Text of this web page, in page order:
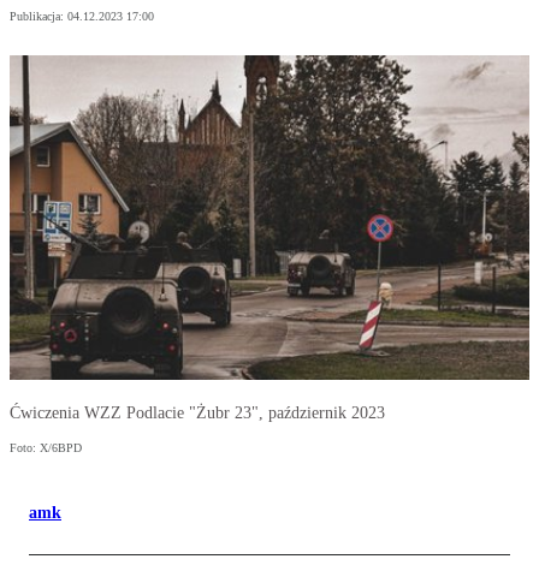
Publikacja: 04.12.2023 17:00
Ćwiczenia WZZ Podlacie "Żubr 23", październik 2023
Foto: X/6BPD
amk